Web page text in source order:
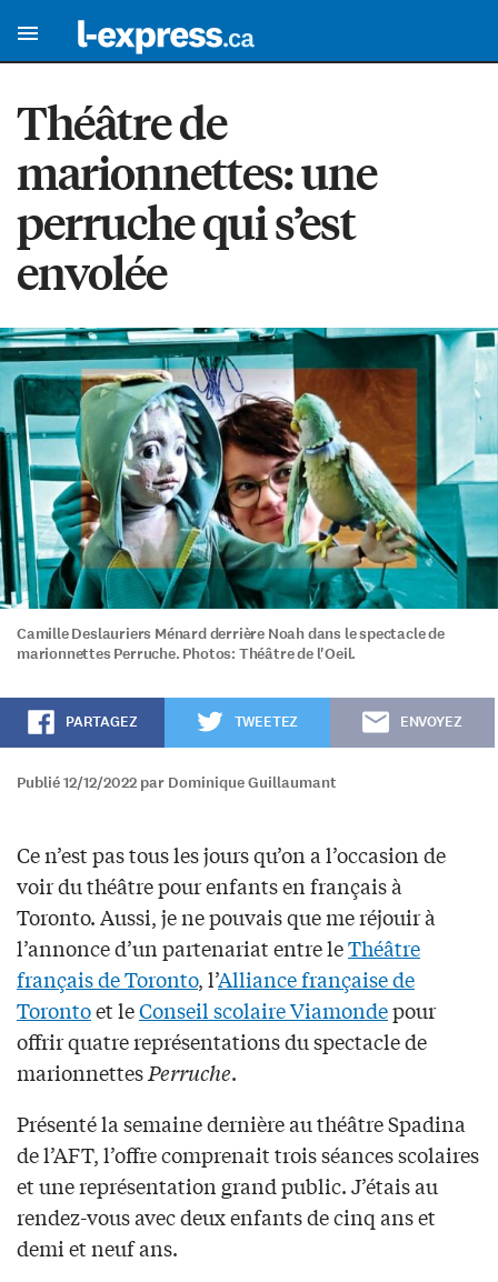
Théâtre de
marionnettes: une
perruche qui s’est
envolée
Camille Deslauriers Ménard derrière Noah dans le spectacle de
marionnettes Perruche. Photos: Théâtre de l'Oeil.
PARTAGEZ TWEETEZ ENVOYEZ
Publié 12/12/2022 par Dominique Guillaumant
Ce n’est pas tous les jours qu’on a l’occasion de
voir du théâtre pour enfants en français à
Toronto. Aussi, je ne pouvais que me réjouir à
l’annonce d’un partenariat entre leThéâtre
français de Toronto, l’Alliance française de
Torontoet leConseil scolaire Viamondepour
offrir quatre représentations du spectacle de
marionnettesPerruche.
Présenté la semaine dernière au théâtre Spadina
de l’AFT, l’offre comprenait trois séances scolaires
et une représentation grand public. J’étais au
rendez-vous avec deux enfants de cinq ans et
demi et neuf ans.